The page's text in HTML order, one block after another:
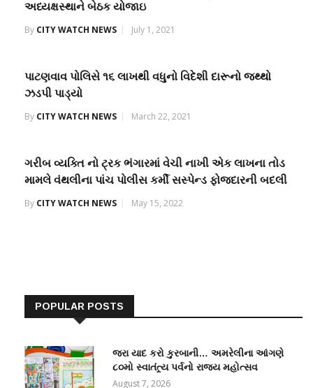
અધ્યક્ષસ્થાને બેઠક યોજાઇ
By CITY WATCH NEWS July 1, 2021
પાટણવાવ પોલિસે ૧૬ લાખથી વધુનો વિદેશી દારૂનો જથ્થો
ઝડપી પાડ્યો
By CITY WATCH NEWS March 22, 2021
ગરીબ વ્યક્તિ નો ટ્રક ભંગારમાં વેચી નાખી એક લાખના તોડ
મામલે વંથલીના પાંચ પોલીસ કર્મી સસ્પેન્ડ ફોજદારની બદલી
By CITY WATCH NEWS May 15, 2022
POPULAR POSTS
જરા યાદ કરો કુરબાની… અમરેલીના આંગણે
૮૦મો સ્વાતંત્ર્ય પર્વનો રાજ્ય મહોત્સવ
August 7, 2026